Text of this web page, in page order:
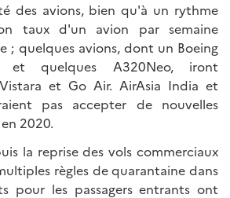
des avions, bien qu'à un rythme
taux d'un avion par semaine
; quelques avions, dont un Boeing
et quelques A320Neo, iront
et Go Air. AirAsia India et
pas accepter de nouvelles
2020.
la reprise des vols commerciaux
règles de quarantaine dans
pour les passagers entrants ont